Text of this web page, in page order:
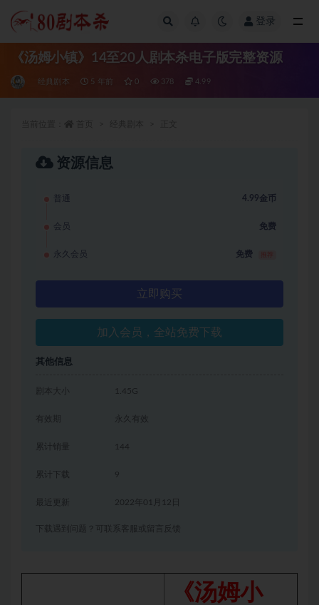
登录
《汤姆小镇》14至20人剧本杀电子版完整资源
经典剧本 5 年前 0 378 4.99
资源信息
普通 4.99金币
会员 免费
永久会员 免费
立即购买
加入会员，全站免费下载
其他信息
剧本大小 1.45G
有效期 永久有效
累计销量 144
累计下载 9
2022年01月12日
下载遇到问题？可联系客服或留言反馈
《汤姆小